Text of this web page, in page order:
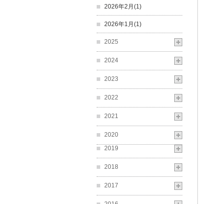
2026年2月(1)
2026年1月(1)
2025
2024
2023
2022
2021
2020
2019
2018
2017